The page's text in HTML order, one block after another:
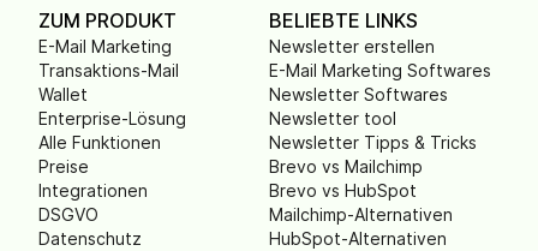
ZUM PRODUKT
E-Mail Marketing
Transaktions-Mail
Wallet
Enterprise-Lösung
Alle Funktionen
Preise
Integrationen
DSGVO
Datenschutz
BELIEBTE LINKS
Newsletter erstellen
E-Mail Marketing Softwares
Newsletter Softwares
Newsletter tool
Newsletter Tipps & Tricks
Brevo vs Mailchimp
Brevo vs HubSpot
Mailchimp-Alternativen
HubSpot-Alternativen